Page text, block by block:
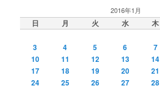
2016年1月
日 月 火 水 木
3
4 5 6 7
10
11 12 13 14
17
18 19 20 21
24
25 26 27 28